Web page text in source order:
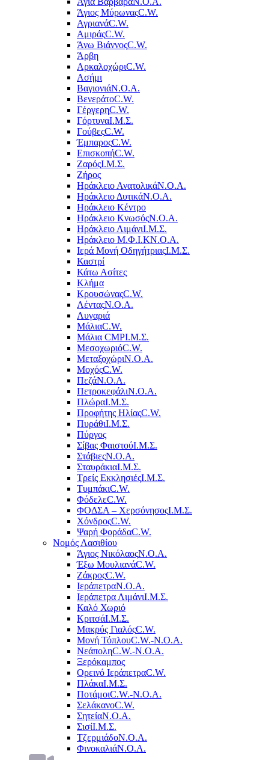
Άγιος ΜύρωναςC.W.
ΑγριανάC.W.
ΑμιράςC.W.
Άνω ΒιάννοςC.W.
Άρβη
ΑρκαλοχώριC.W.
Ασήμι
ΒαγιονιάΝ.Ο.Α.
ΒενεράτοC.W.
ΓέργερηC.W.
ΓόρτυναΙ.Μ.Σ.
ΓούβεςC.W.
ΈμπαροςC.W.
ΕπισκοπήC.W.
ΖαρόςΙ.Μ.Σ.
Ζήρος
Ηράκλειο ΑνατολικάΝ.Ο.Α.
Ηράκλειο ΔυτικάΝ.Ο.Α.
Ηράκλειο Κέντρο
Ηράκλειο ΚνωσόςΝ.Ο.Α.
Ηράκλειο ΛιμάνιΙ.Μ.Σ.
Ηράκλειο Μ.Φ.Ι.ΚΝ.Ο.Α.
Ιερά Μονή ΟδηγήτριαςΙ.Μ.Σ.
Καστρί
Κάτω Ασίτες
Κλήμα
ΚρουσώναςC.W.
ΛένταςΝ.Ο.Α.
Λυγαριά
ΜάλιαC.W.
Μάλια CMPΙ.Μ.Σ.
ΜεσοχωριόC.W.
ΜεταξοχώριΝ.Ο.Α.
ΜοχόςC.W.
ΠεζάΝ.Ο.Α.
ΠετροκεφάλιΝ.Ο.Α.
ΠλώραΙ.Μ.Σ.
Προφήτης ΗλίαςC.W.
ΠυράθιΙ.Μ.Σ.
Πύργος
Σίβας ΦαιστούΙ.Μ.Σ.
ΣτάβιεςΝ.Ο.Α.
ΣταυράκιαΙ.Μ.Σ.
Τρείς ΕκκλησιέςΙ.Μ.Σ.
ΤυμπάκιC.W.
ΦόδελεC.W.
ΦΟΔΣΑ – ΧερσόνησοςΙ.Μ.Σ.
ΧόνδροςC.W.
Ψαρή ΦοράδαC.W.
Νομός Λασιθίου
Άγιος ΝικόλαοςΝ.Ο.Α.
Έξω ΜουλιανάC.W.
ΖάκροςC.W.
ΙεράπετραΝ.Ο.Α.
Ιεράπετρα ΛιμάνιΙ.Μ.Σ.
Καλό Χωριό
ΚριτσάΙ.Μ.Σ.
Μακρύς ΓιαλόςC.W.
Μονή ΤόπλουC.W.-Ν.Ο.Α.
ΝεάποληC.W.-Ν.Ο.Α.
Ξερόκαμπος
Ορεινό ΙεράπετραC.W.
ΠλάκαΙ.Μ.Σ.
ΠοτάμοιC.W.-Ν.Ο.Α.
ΣελάκανοC.W.
ΣητείαΝ.Ο.Α.
ΣισίΙ.Μ.Σ.
ΤζερμιάδοΝ.Ο.Α.
ΦινοκαλιάΝ.Ο.Α.